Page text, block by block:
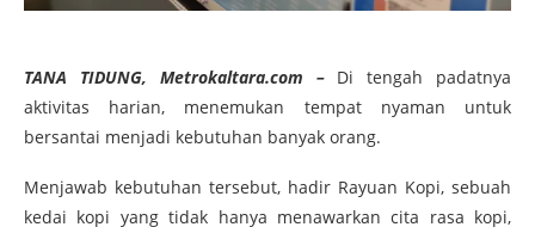
TANA TIDUNG, Metrokaltara.com –Di tengah padatnya
aktivitas harian, menemukan tempat nyaman untuk
bersantai menjadi kebutuhan banyak orang.
Menjawab kebutuhan tersebut, hadir Rayuan Kopi, sebuah
kedai kopi yang tidak hanya menawarkan cita rasa kopi,